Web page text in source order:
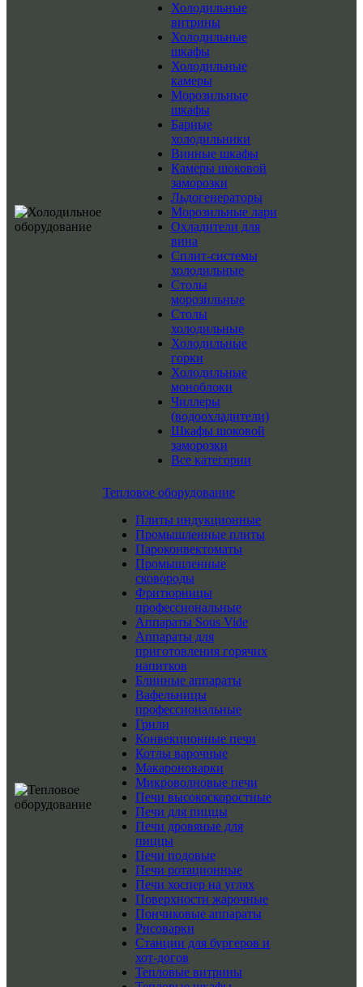
Холодильные
витрины
Холодильные
шкафы
Холодильные
камеры
Морозильные
шкафы
Барные
холодильники
Винные шкафы
Камеры шоковой
заморозки
Льдогенераторы
Морозильные лари
Охладители для
вина
Сплит-системы
холодильные
Столы
морозильные
Столы
холодильные
Холодильные
горки
Холодильные
моноблоки
Чиллеры
(водоохладители)
Шкафы шоковой
заморозки
Все категории
Тепловое оборудование
Плиты индукционные
Промышленные плиты
Пароконвектоматы
Промышленные
сковороды
Фритюрницы
профессиональные
Аппараты Sous Vide
Аппараты для
приготовления горячих
напитков
Блинные аппараты
Вафельницы
профессиональные
Грили
Конвекционные печи
Котлы варочные
Макароноварки
Микроволновые печи
Печи высокоскоростные
Печи для пиццы
Печи дровяные для
пиццы
Печи подовые
Печи ротационные
Печи хоспер на углях
Поверхности жарочные
Пончиковые аппараты
Рисоварки
Станции для бургеров и
хот-догов
Тепловые витрины